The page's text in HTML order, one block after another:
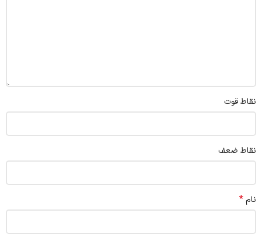
نقاط قوت
نقاط ضعف
نام*